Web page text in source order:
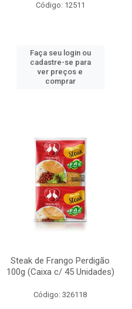
Código: 12511
Faça seu login ou
cadastre-se para
ver preços e
comprar
Steak de Frango Perdigão
100g (Caixa c/ 45 Unidades)
Código: 326118